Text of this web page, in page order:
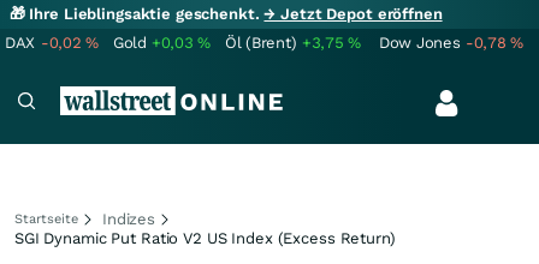
🎁 Ihre Lieblingsaktie geschenkt.→ Jetzt Depot eröffnen
DAX -0,02% Gold +0,03% Öl (Brent) +3,75% Dow Jones -0,78%
Startseite
Indizes
SGI Dynamic Put Ratio V2 US Index (Excess Return)